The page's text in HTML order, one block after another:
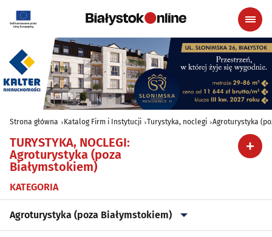
Strona główna Katalog Firm i Instytucji Turystyka, noclegi Agroturystyka
TURYSTYKA, NOCLEGI:
Agroturystyka (poza
Białymstokiem)
KATEGORIA
Agroturystyka (poza Białymstokiem)